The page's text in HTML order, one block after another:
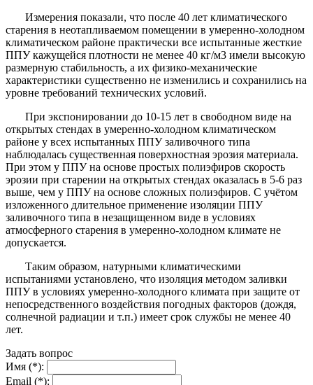
Измерения показали, что после 40 лет климатического
старения в неотапливаемом помещении в умеренно-холодном
климатическом районе практически все испытанные жесткие
ППУ кажущейся плотности не менее 40 кг/м3 имели высокую
размерную стабильность, а их физико-механические
характеристики существенно не изменились и сохранились на
уровне требований технических условий.
При экспонировании до 10-15 лет в свободном виде на
открытых стендах в умеренно-холодном климатическом
районе у всех испытанных ППУ заливочного типа
наблюдалась существенная поверхностная эрозия материала.
При этом у ППУ на основе простых полиэфиров скорость
эрозии при старении на открытых стендах оказалась в 5-6 раз
выше, чем у ППУ на основе сложных полиэфиров. С учётом
изложенного длительное применение изоляции ППУ
заливочного типа в незащищенном виде в условиях
атмосферного старения в умеренно-холодном климате не
допускается.
Таким образом, натурными климатическими
испытаниями установлено, что изоляция методом заливки
ППУ в условиях умеренно-холодного климата при защите от
непосредственного воздействия погодных факторов (дождя,
солнечной радиации и т.п.) имеет срок службы не менее 40
лет.
Задать вопрос
Имя (*):
Email (*):